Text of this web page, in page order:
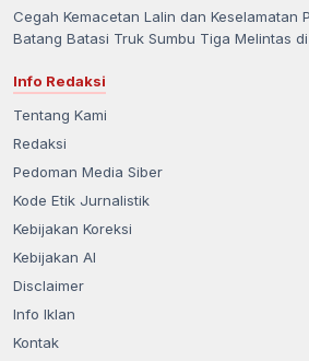
Cegah Kemacetan Lalin dan Keselamatan
Batang Batasi Truk Sumbu Tiga Melintas
Info Redaksi
Tentang Kami
Redaksi
Pedoman Media Siber
Kode Etik Jurnalistik
Kebijakan Koreksi
Kebijakan AI
Disclaimer
Info Iklan
Kontak